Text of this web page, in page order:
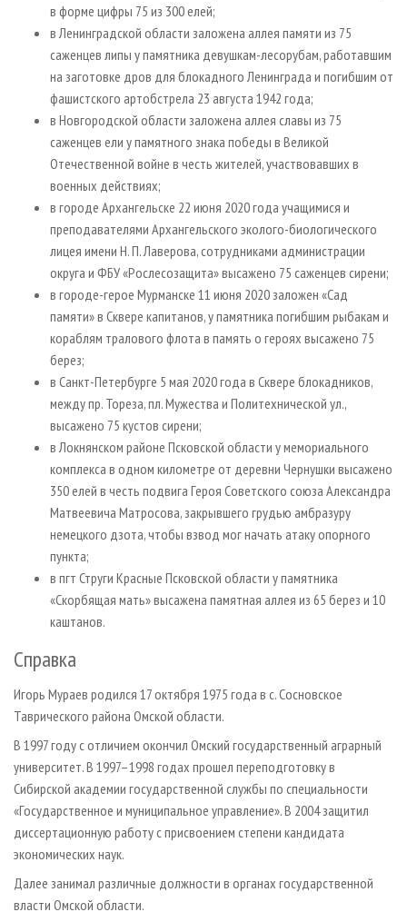
в форме цифры 75 из 300 елей;
в Ленинградской области заложена аллея памяти из 75
саженцев липы у памятника девушкам-лесорубам, работавшим
на заготовке дров для блокадного Ленинграда и погибшим от
фашистского артобстрела 23 августа 1942 года;
в Новгородской области заложена аллея славы из 75
саженцев ели у памятного знака победы в Великой
Отечественной войне в честь жителей, участвовавших в
военных действиях;
в городе Архангельске 22 июня 2020 года учащимися и
преподавателями Архангельского эколого-биологического
лицея имени Н. П. Лаверова, сотрудниками администрации
округа и ФБУ «Рослесозащита» высажено 75 саженцев сирени;
в городе-герое Мурманске 11 июня 2020 заложен «Сад
памяти» в Сквере капитанов, у памятника погибшим рыбакам и
кораблям тралового флота в память о героях высажено 75
берез;
в Санкт-Петербурге 5 мая 2020 года в Сквере блокадников,
между пр. Тореза, пл. Мужества и Политехнической ул.,
высажено 75 кустов сирени;
в Локнянском районе Псковской области у мемориального
комплекса в одном километре от деревни Чернушки высажено
350 елей в честь подвига Героя Советского союза Александра
Матвеевича Матросова, закрывшего грудью амбразуру
немецкого дзота, чтобы взвод мог начать атаку опорного
пункта;
в пгт Струги Красные Псковской области у памятника
«Скорбящая мать» высажена памятная аллея из 65 берез и 10
каштанов.
Справка
Игорь Мураев родился 17 октября 1975 года в с. Сосновское
Таврического района Омской области.
В 1997 году с отличием окончил Омский государственный аграрный
университет. В 1997–1998 годах прошел переподготовку в
Сибирской академии государственной службы по специальности
«Государственное и муниципальное управление». В 2004 защитил
диссертационную работу с присвоением степени кандидата
экономических наук.
Далее занимал различные должности в органах государственной
власти Омской области.